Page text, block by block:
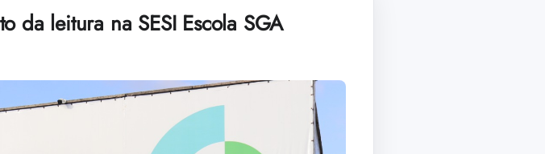
da leitura na SESI Escola SGA